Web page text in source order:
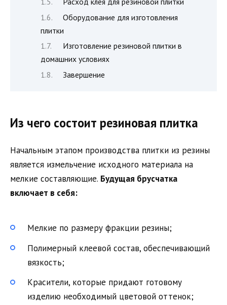
Оборудование для изготовления
плитки
Изготовление резиновой плитки в
домашних условиях
Завершение
Из чего состоит резиновая плитка
Начальным этапом производства плитки из резины
является измельчение исходного материала на
мелкие составляющие. Будущая брусчатка
включает в себя:
Мелкие по размеру фракции резины;
Полимерный клеевой состав, обеспечивающий
вязкость;
Красители, которые придают готовому
изделию необходимый цветовой оттенок;